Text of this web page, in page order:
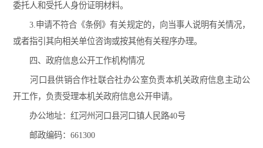
委托人和受托人身份证明材料。
3.申请不符合《条例》有关规定的，向当事人说明有关情况，
或者指引其向相关单位咨询或按其他有关程序办理。
四、政府信息公开工作机构情况
河口县供销合作社联合社办公室负责本机关政府信息主动公
开工作，负责受理本机关政府信息公开申请。
办公地址：红河州河口县河口镇人民路40号
邮政编码：661300